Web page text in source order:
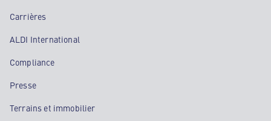
Carrières
ALDI International
Compliance
Presse
Terrains et immobilier